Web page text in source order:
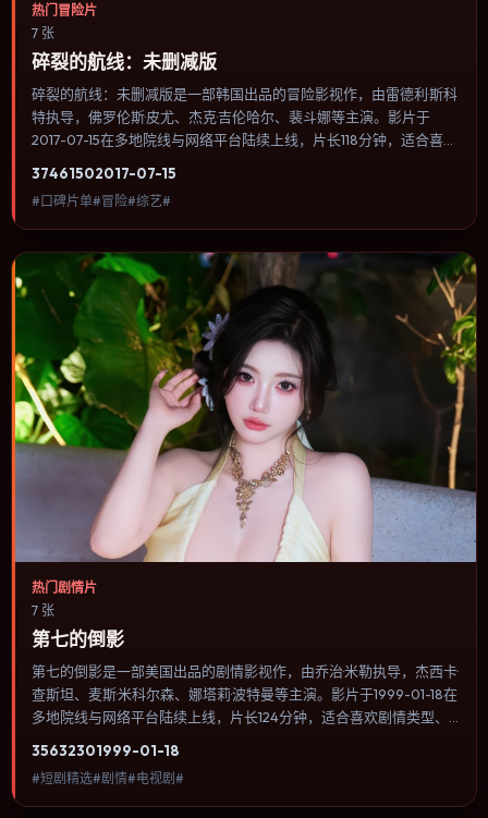
热门冒险片
7 张
碎裂的航线：未删减版
碎裂的航线：未删减版是一部韩国出品的冒险影视作，由雷德利·斯科
特执导，佛罗伦斯·皮尤、杰克·吉伦哈尔、裴斗娜等主演。影片于
2017-07-15在多地院线与网络平台陆续上线，片长118分钟，适合喜欢
物选择与情节推进，节奏与视听语言统一，可作为休闲观影或类型片
补片的选择。
37461502017-07-15
#口碑片单#冒险#综艺#
热门剧情片
7 张
第七的倒影
第七的倒影是一部美国出品的剧情影视作，由乔治·米勒执导，杰西卡·
查斯坦、麦斯·米科尔森、娜塔莉·波特曼等主演。影片于1999-01-18在
多地院线与网络平台陆续上线，片长124分钟，适合喜欢剧情类型、
推进，节奏与视听语言统一，可作为休闲观影或类型片补片的选择。
35632301999-01-18
#短剧精选#剧情#电视剧#